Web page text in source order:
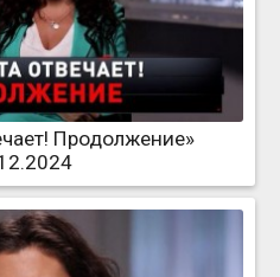
Продолжение»